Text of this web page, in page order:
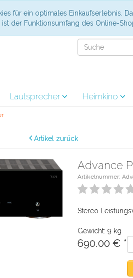
für ein optimales Einkaufserlebnis.
der Funktionsumfang des Online-
Lautsprecher Heimkino
Artikel zurück
Advance
Artikelnummer:
Stereo
Gewicht: 9 kg
690.00 € *